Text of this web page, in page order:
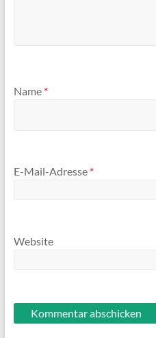
Name *
E-Mail-Adresse *
Website